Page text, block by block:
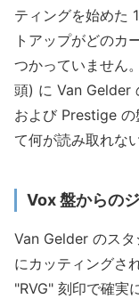
ティングを始めた
トアップがどのカ
つかっていません
頭) に Van Gelder
および Prestige
て何が読み取れな
Vox 盤からの
Van Gelder のス
にカッティングさ
"RVG" 刻印で確実